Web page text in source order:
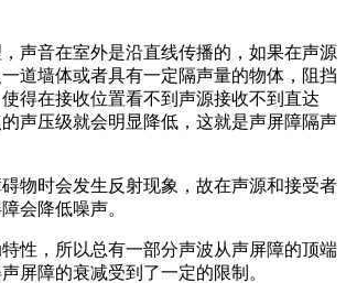
声音在室外是沿直线传播的，如果在声源
道墙体或者具有一定隔声量的物体，阻挡
得在接收位置看不到声源接收不到直达
声压级就会明显降低，这就是声屏障隔声
物时会发生反射现象，故在声源和接受者
会降低噪声。
性，所以总有一部分声波从声屏障的顶端
屏障的衰减受到了一定的限制。